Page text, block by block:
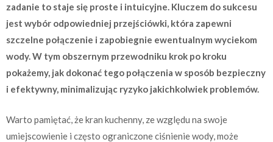
zadanie to staje się proste i intuicyjne. Kluczem do sukcesu
jest wybór odpowiedniej przejściówki, która zapewni
szczelne połączenie i zapobiegnie ewentualnym wyciekom
wody. W tym obszernym przewodniku krok po kroku
pokażemy, jak dokonać tego połączenia w sposób bezpieczny
i efektywny, minimalizując ryzyko jakichkolwiek problemów.
Warto pamiętać, że kran kuchenny, ze względu na swoje
umiejscowienie i często ograniczone ciśnienie wody, może